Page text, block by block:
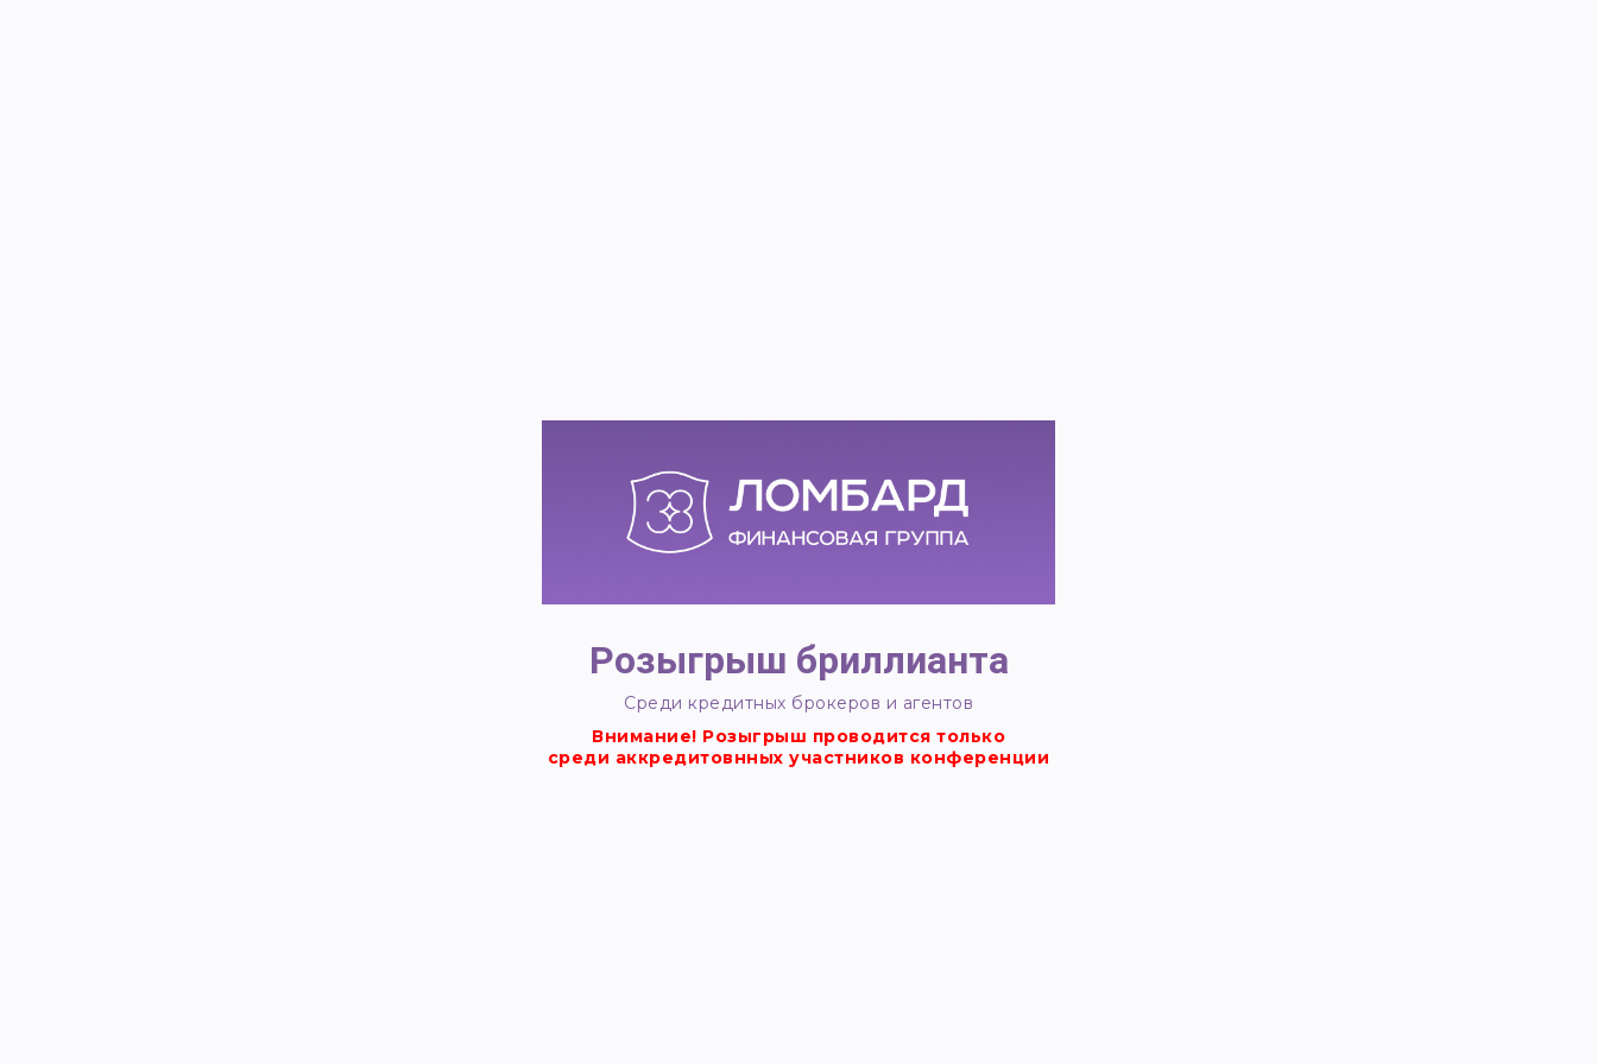
Розыгрыш бриллианта
Среди кредитных брокеров и агентов
Внимание! Розыгрыш проводится только
среди аккредитовнных участников конференции